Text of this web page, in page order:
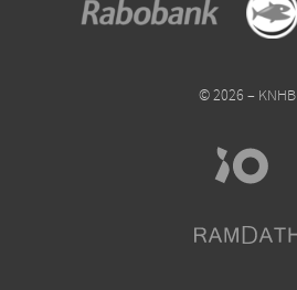
© 2026 – KNHB